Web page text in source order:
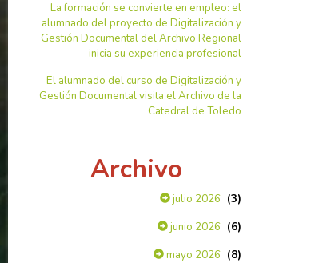
La formación se convierte en empleo: el
alumnado del proyecto de Digitalización y
Gestión Documental del Archivo Regional
inicia su experiencia profesional
El alumnado del curso de Digitalización y
Gestión Documental visita el Archivo de la
Catedral de Toledo
Archivo
julio 2026 (3)
junio 2026 (6)
mayo 2026 (8)